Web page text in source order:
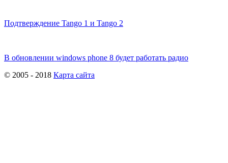
Подтверждение Tango 1 и Tango 2
В обновлении windows phone 8 будет работать радио
© 2005 - 2018 Карта сайта